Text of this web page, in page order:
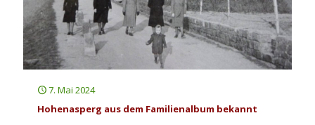
7. Mai 2024
Hohenasperg aus dem Familienalbum bekannt